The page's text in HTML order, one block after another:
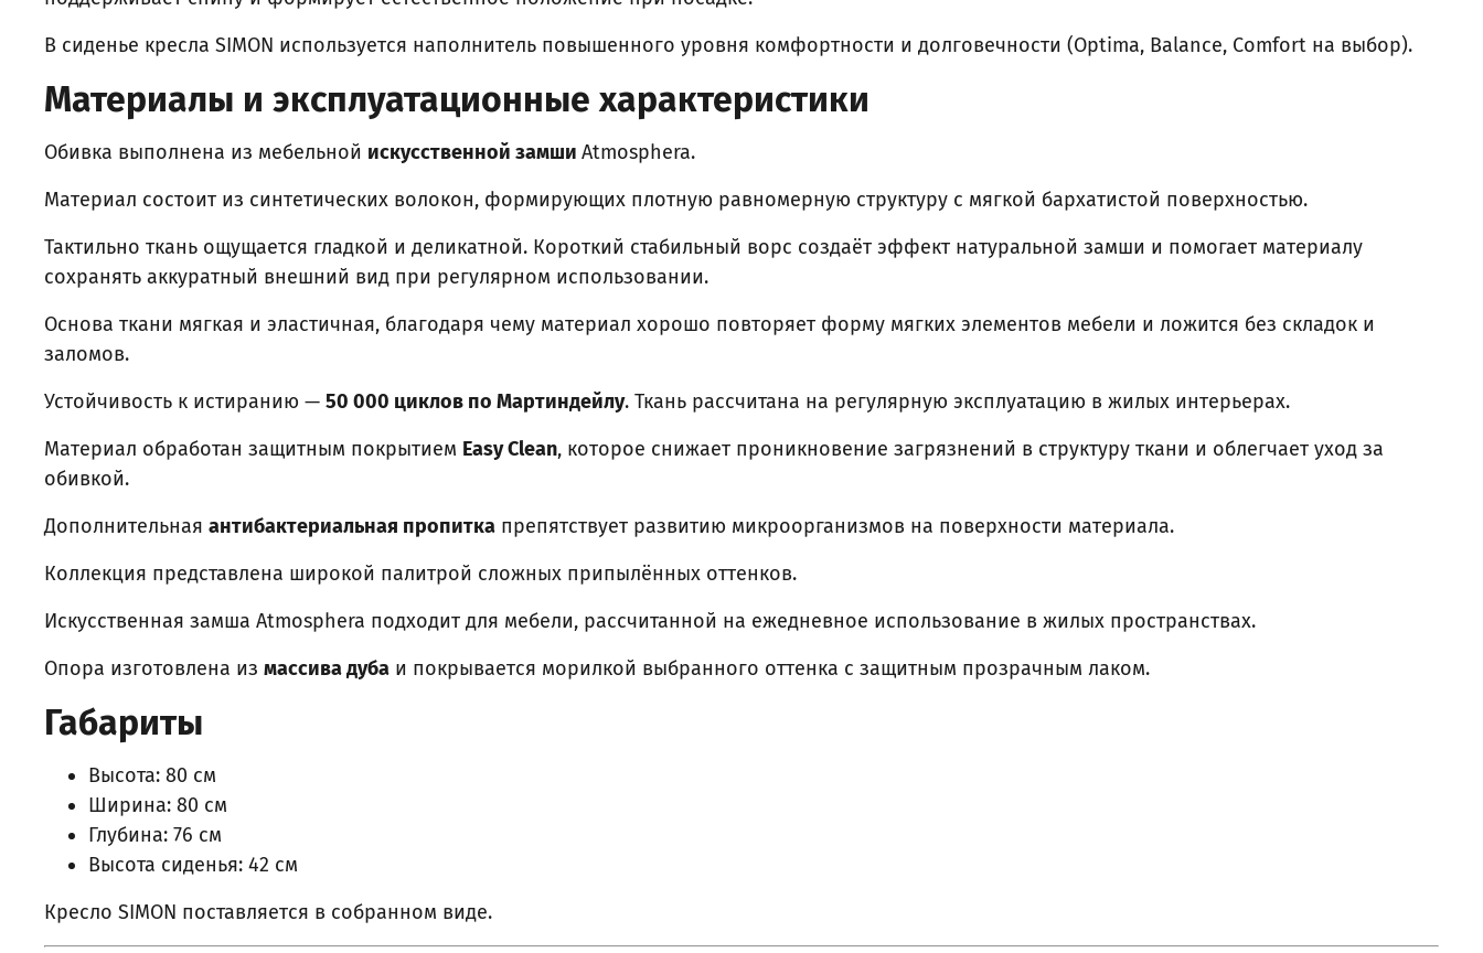
В сиденье кресла SIMON используется наполнитель повышенного уровня комфортности и долговечности (Optima, Balance, Comfort на выбор).
Материалы и эксплуатационные характеристики
Обивка выполнена из мебельной искусственной замши Atmosphera.
Материал состоит из синтетических волокон, формирующих плотную равномерную структуру с мягкой бархатистой поверхностью.
Тактильно ткань ощущается гладкой и деликатной. Короткий стабильный ворс создаёт эффект натуральной замши и помогает материалу
сохранять аккуратный внешний вид при регулярном использовании.
Основа ткани мягкая и эластичная, благодаря чему материал хорошо повторяет форму мягких элементов мебели и ложится без складок и
заломов.
Устойчивость к истиранию — 50 000 циклов по Мартиндейлу. Ткань рассчитана на регулярную эксплуатацию в жилых интерьерах.
Материал обработан защитным покрытием Easy Clean, которое снижает проникновение загрязнений в структуру ткани и облегчает уход за
обивкой.
Дополнительная антибактериальная пропитка препятствует развитию микроорганизмов на поверхности материала.
Коллекция представлена широкой палитрой сложных припылённых оттенков.
Искусственная замша Atmosphera подходит для мебели, рассчитанной на ежедневное использование в жилых пространствах.
Опора изготовлена из массива дуба и покрывается морилкой выбранного оттенка с защитным прозрачным лаком.
Габариты
Высота: 80 см
Ширина: 80 см
Глубина: 76 см
Высота сиденья: 42 см
Кресло SIMON поставляется в собранном виде.